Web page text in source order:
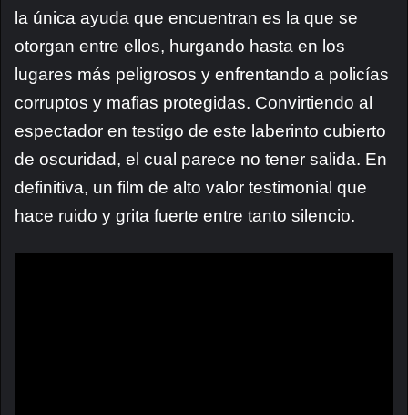
la única ayuda que encuentran es la que se
otorgan entre ellos, hurgando hasta en los
lugares más peligrosos y enfrentando a policías
corruptos y mafias protegidas. Convirtiendo al
espectador en testigo de este laberinto cubierto
de oscuridad, el cual parece no tener salida. En
definitiva, un film de alto valor testimonial que
hace ruido y grita fuerte entre tanto silencio.